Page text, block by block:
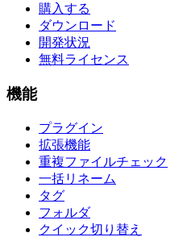
購入する
ダウンロード
開発状況
無料ライセンス
機能
プラグイン
拡張機能
重複ファイルチェック
一括リネーム
タグ
フォルダ
クイック切り替え